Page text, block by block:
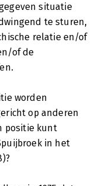
situatie
te sturen,
relatie en/of
of de
worden
op anderen
positie kunt
in het